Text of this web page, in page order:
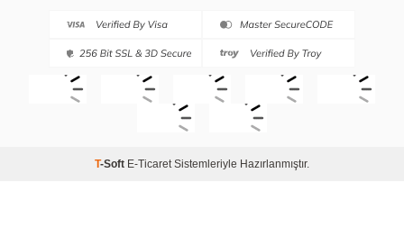
T-Soft E-Ticaret Sistemleriyle Hazırlanmıştır.